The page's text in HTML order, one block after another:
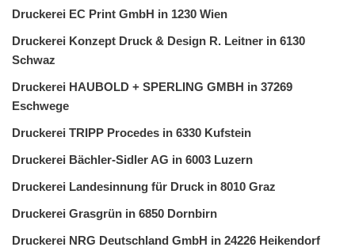
Druckerei EC Print GmbH in 1230 Wien
Druckerei Konzept Druck & Design R. Leitner in 6130
Schwaz
Druckerei HAUBOLD + SPERLING GMBH in 37269
Eschwege
Druckerei TRIPP Procedes in 6330 Kufstein
Druckerei Bächler-Sidler AG in 6003 Luzern
Druckerei Landesinnung für Druck in 8010 Graz
Druckerei Grasgrün in 6850 Dornbirn
Druckerei NRG Deutschland GmbH in 24226 Heikendorf